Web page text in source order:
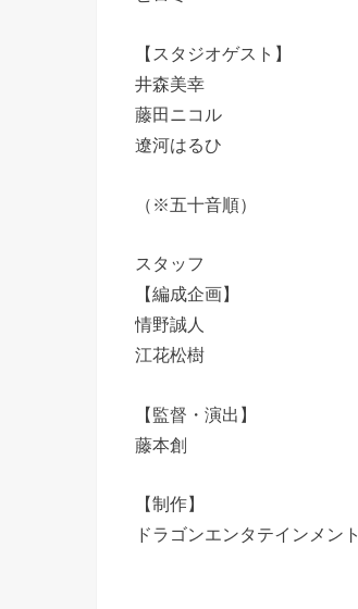
【スタジオゲスト】
井森美幸
藤田ニコル
遼河はるひ
（※五十音順）
スタッフ
【編成企画】
情野誠人
江花松樹
【監督・演出】
藤本創
【制作】
ドラゴンエンタテインメント